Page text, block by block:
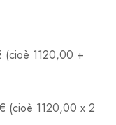
(cioè 1120,00 +
(cioè 1120,00 x 2